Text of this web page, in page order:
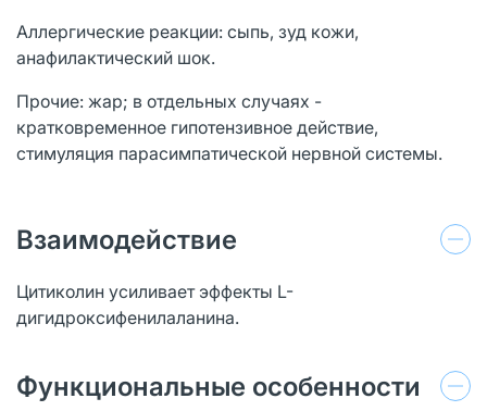
Аллергические реакции: сыпь, зуд кожи,
анафилактический шок.
Прочие: жар; в отдельных случаях -
кратковременное гипотензивное действие,
стимуляция парасимпатической нервной системы.
Взаимодействие
Цитиколин усиливает эффекты L-
дигидроксифенилаланина.
Функциональные особенности